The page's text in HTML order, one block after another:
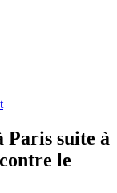
Paris suite à
le